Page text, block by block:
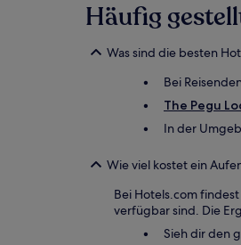
ändern.
Es
zusätzliche
Häufig
Was sind die besten
Bei
The Pegu
In der
Wie viel kostet ein
Bei Hotels.com
verfügbar sind. Die
Sieh dir den